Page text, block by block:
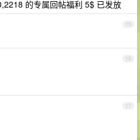
的专属回帖福利 5$ 已发放
15
16
17